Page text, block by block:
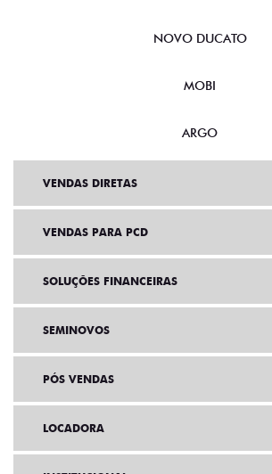
NOVO DUCATO
MOBI
ARGO
VENDAS DIRETAS
VENDAS PARA PCD
SOLUÇÕES FINANCEIRAS
SEMINOVOS
PÓS VENDAS
LOCADORA